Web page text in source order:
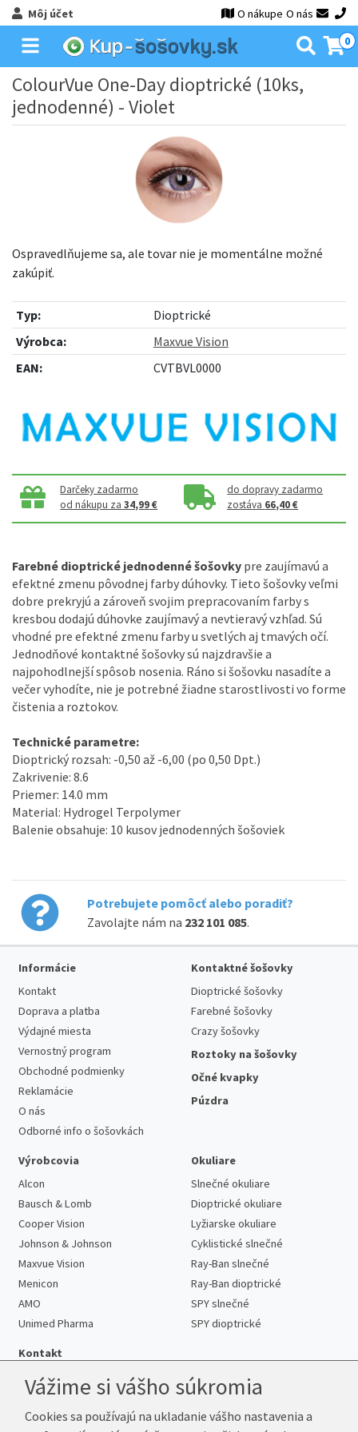
Môj účet O nákupe O nás
0
ColourVue One-Day dioptrické (10ks,
jednodenné) - Violet
Ospravedlňujeme sa, ale tovar nie je momentálne možné
zakúpiť.
Typ:
Dioptrické
Výrobca:
Maxvue Vision
EAN:
CVTBVL0000
Darčeky zadarmo
od nákupu za34,99 €
do dopravy zadarmo
zostáva 66,40 €
Farebné dioptrické jednodennéšošovky pre zaujímavú a
efektné zmenu pôvodnej farbydúhovky. Tieto šošovkyveľmi
dobre prekryjú a zároveň svojim prepracovaním farby s
kresbou dodajú dúhovke zaujímavýa nevtieravývzhľad. Sú
vhodné pre efektné zmenu farbyu svetlých aj tmavých očí.
Jednodňové kontaktné šošovkysú najzdravšie a
najpohodlnejší spôsob nosenia. Ráno si šošovku nasadíte a
večervyhodíte, nie je potrebné žiadne starostlivosti vo forme
čistenia a roztokov.
Technické parametre:
Dioptrický rozsah: -0,50 až -6,00 (po 0,50 Dpt.)
Zakrivenie: 8.6
Priemer: 14.0 mm
Material: Hydrogel Terpolymer
Balenie obsahuje: 10 kusov jednodenných šošoviek
Potrebujete pomôcť alebo poradiť?
Zavolajte nám na 232 101 085.
Informácie
Kontakt
Doprava a platba
Výdajné miesta
Vernostný program
Obchodné podmienky
Reklamácie
O nás
Odborné info o šošovkách
Kontaktné šošovky
Dioptrické šošovky
Farebné šošovky
Crazy šošovky
Roztoky na šošovky
Očné kvapky
Púzdra
Výrobcovia
Alcon
Bausch & Lomb
Cooper Vision
Johnson & Johnson
Maxvue Vision
Menicon
AMO
Unimed Pharma
Okuliare
Slnečné okuliare
Dioptrické okuliare
Lyžiarske okuliare
Cyklistické slnečné
Ray-Ban slnečné
Ray-Ban dioptrické
SPY slnečné
SPY dioptrické
Kontakt
Telefón:+421 222 205 863
Vážime si vášho súkromia
Cookies sa používajú na ukladanie vášho nastavenia a